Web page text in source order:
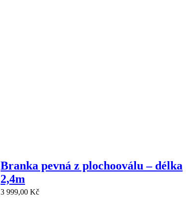
Branka pevná z plochooválu – délka
2,4m
3 999,00Kč